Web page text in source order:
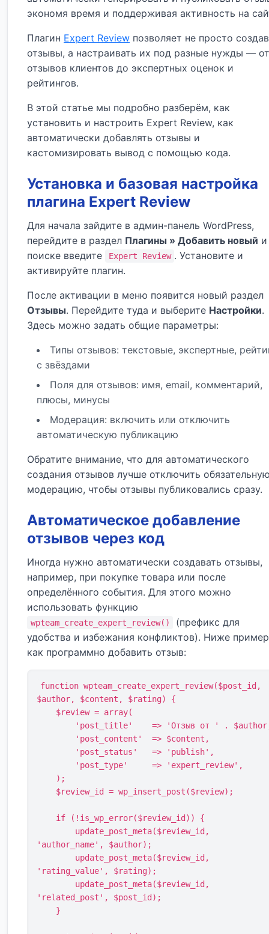
экономя время и поддерживая активность на
Плагин Expert Review позволяет не просто
отзывы, а настраивать их под разные нужды — от
отзывов клиентов до экспертных оценок и
рейтингов.
В этой статье мы подробно разберём, как
установить и настроить Expert Review, как
автоматически добавлять отзывы и
кастомизировать вывод с помощью кода.
Установка и базовая настройка
плагина Expert Review
Для начала зайдите в админ-панель WordPress,
перейдите в раздел Плагины » Добавить новый
поиске введите
Expert Review . Установите и
активируйте плагин.
После активации в меню появится новый раздел
Отзывы. Перейдите туда и выберите Настройки.
Здесь можно задать общие параметры:
Типы отзывов: текстовые, экспертные,
с звёздами
Поля для отзывов: имя, email, комментарий,
плюсы, минусы
Модерация: включить или отключить
автоматическую публикацию
Обратите внимание, что для автоматического
создания отзывов лучше отключить
модерацию, чтобы отзывы публиковались сразу.
Автоматическое добавление
отзывов через код
Иногда нужно автоматически создавать отзывы,
например, при покупке товара или после
определённого события. Для этого можно
использовать функцию
wpteam_create_expert_review()
(префикс для
удобства и избежания конфликтов). Ниже
как программно добавить отзыв:
function wpteam_create_expert_review($post_id,
$author, $content, $rating) {
'author_name', $author);
'rating_value', $rating);
'related_post', $post_id);